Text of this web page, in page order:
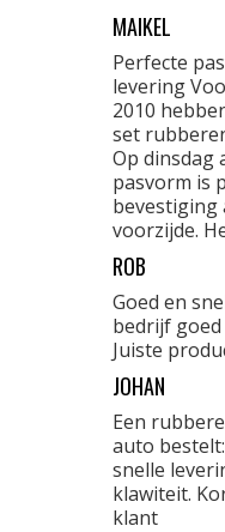
MAIKEL
Perfecte
levering
2010
set
Op dinsdag
pasvorm is
bevestiging
voorzijde.
ROB
Goed en
bedrijf
Juiste
JOHAN
Een
auto
snelle
klawiteit.
klant